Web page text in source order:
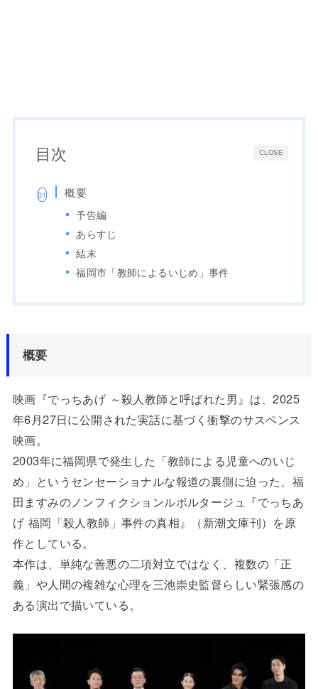
CLOSE
目次
概要
予告編
あらすじ
結末
福岡市「教師によるいじめ」事件
概要
映画『でっちあげ ～殺人教師と呼ばれた男』は、2025
年6月27日に公開された実話に基づく衝撃のサスペンス
映画。
2003年に福岡県で発生した「教師による児童へのいじ
め」というセンセーショナルな報道の裏側に迫った、福
田ますみのノンフィクションルポルタージュ『でっちあ
げ 福岡「殺人教師」事件の真相』（新潮文庫刊）を原
作としている。
本作は、単純な善悪の二項対立ではなく、複数の「正
義」や人間の複雑な心理を三池崇史監督らしい緊張感の
ある演出で描いている。